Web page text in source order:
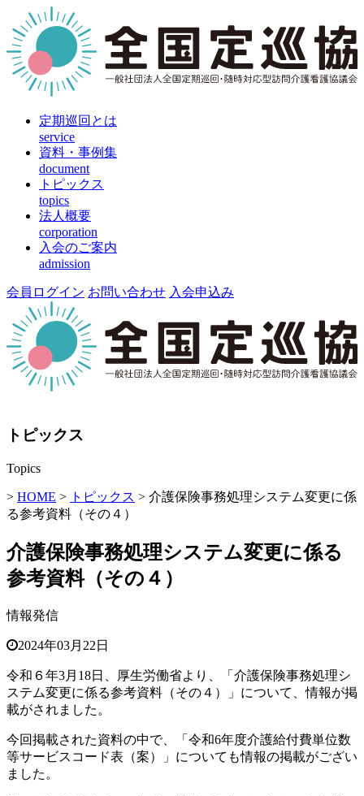
定期巡回とは
service
資料・事例集
document
トピックス
topics
法人概要
corporation
入会のご案内
admission
会員ログイン お問い合わせ 入会申込み
トピックス
Topics
> HOME > トピックス > 介護保険事務処理システム変更に係
る参考資料（その４）
介護保険事務処理システム変更に係る
参考資料（その４）
情報発信
2024年03月22日
令和６年3月18日、厚生労働省より、「介護保険事務処理シ
ステム変更に係る参考資料（その４）」について、情報が掲
載がされました。
今回掲載された資料の中で、「令和6年度介護給付費単位数
等サービスコード表（案）」についても情報の掲載がござい
ました。